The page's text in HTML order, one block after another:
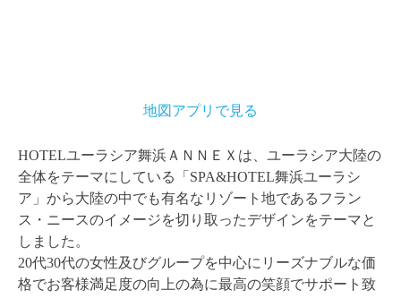
地図アプリで見る
HOTELユーラシア舞浜ＡＮＮＥＸは、ユーラシア大陸の
全体をテーマにしている「SPA&HOTEL舞浜ユーラシ
ア」から大陸の中でも有名なリゾート地であるフラン
ス・ニースのイメージを切り取ったデザインをテーマと
しました。
20代30代の女性及びグループを中心にリーズナブルな価
格でお客様満足度の向上の為に最高の笑顔でサポート致